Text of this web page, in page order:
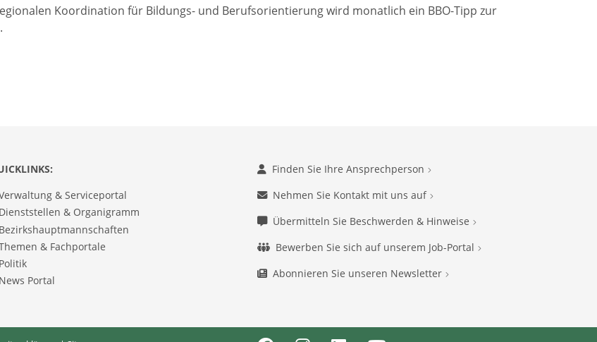
Koordination für Bildungs- und Berufsorientierung wird monatlich ein BBO-Tipp zur
& Serviceportal
Dienststellen & Organigramm
Bezirkshauptmannschaften
& Fachportale
Politik
News Portal
Finden Sie Ihre Ansprechperson
Nehmen Sie Kontakt mit uns auf
Übermitteln Sie Beschwerden & Hinweise
Bewerben Sie sich auf unserem Job-Portal
Abonnieren Sie unseren Newsletter